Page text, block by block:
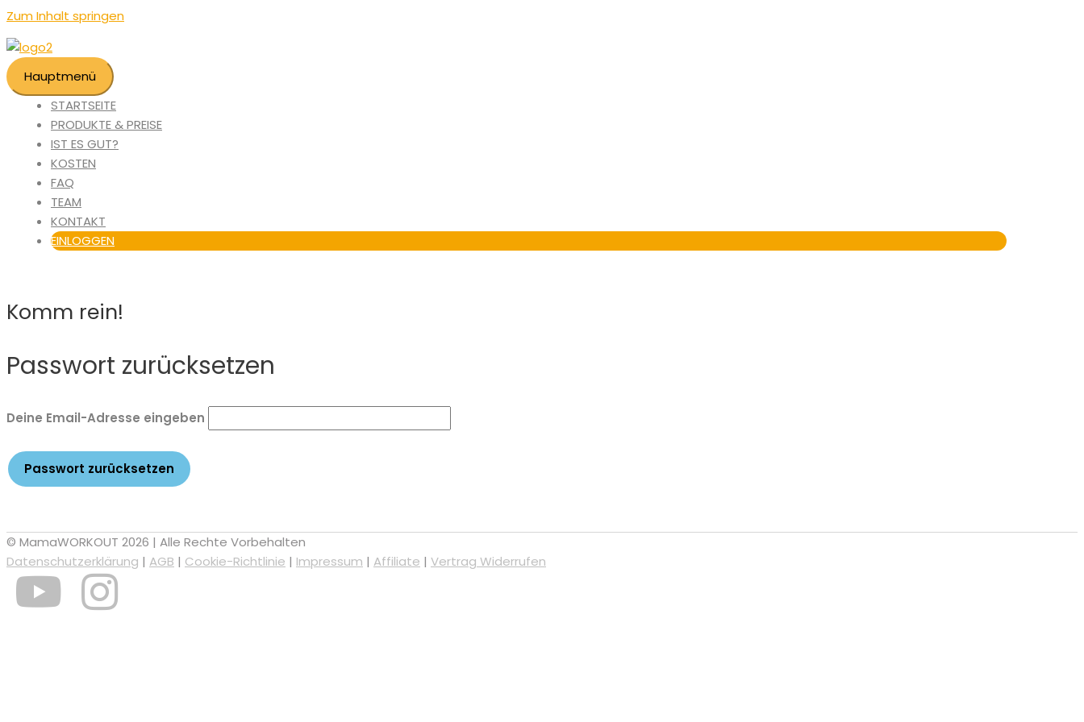
Zum Inhalt springen
Hauptmenü
STARTSEITE
PRODUKTE & PREISE
IST ES GUT?
KOSTEN
FAQ
TEAM
KONTAKT
EINLOGGEN
Komm rein!
Passwort zurücksetzen
Deine Email-Adresse eingeben
© MamaWORKOUT 2026 | Alle Rechte Vorbehalten
Datenschutzerklärung | AGB | Cookie-Richtlinie | Impressum | Affiliate | Vertrag Widerrufen